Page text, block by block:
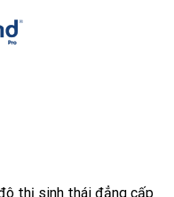
thị sinh thái đẳng cấp